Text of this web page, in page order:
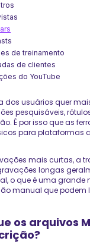
de treinamento
de clientes
do YouTube
dos usuários quer
pesquisáveis,
É por isso que as
para plataformas
mais curtas, a
longas
o que é uma
manual que podem
os arquivos